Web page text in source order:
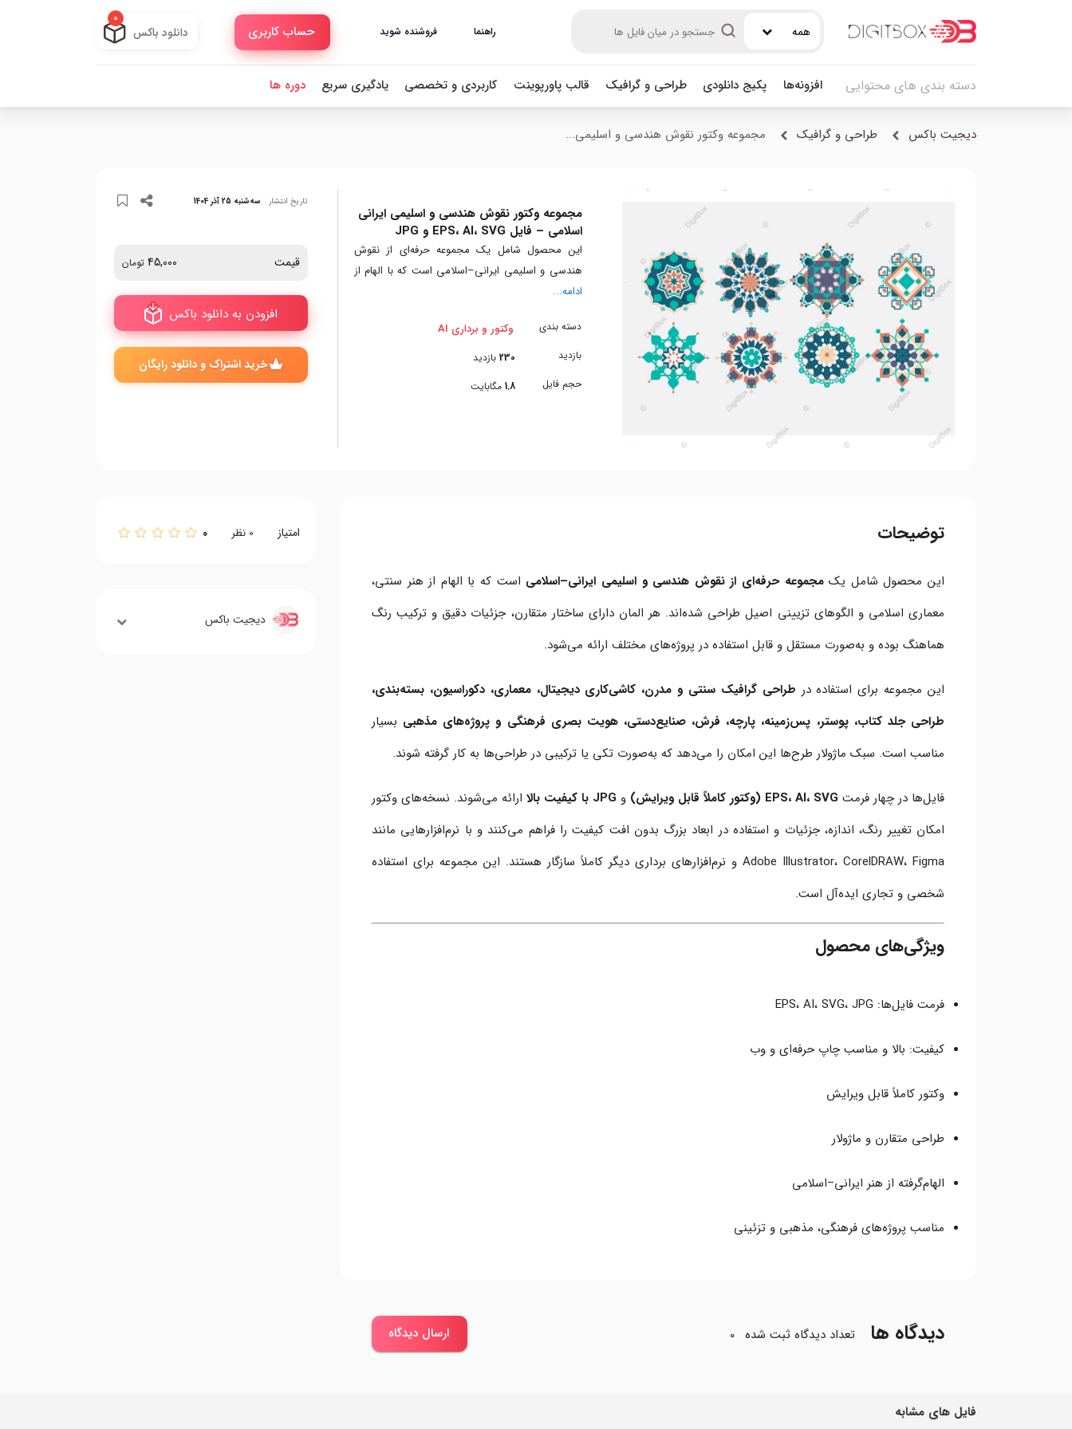
همه راهنما فروشنده شوید حساب کاربری دانلود باکس
0
دسته بندی های محتوایی افزونه‌ها پکیج دانلودی طراحی و گرافیک قالب پاورپوینت کاربردی و تخصصی یادگیری سریع دوره ها
دیجیت باکس طراحی و گرافیک مجموعه وکتور نقوش هندسی و اسلیمی...
مجموعه وکتور نقوش هندسی و اسلیمی ایرانی
اسلامی – فایل EPS، AI، SVG و JPG
این محصول شامل یک مجموعه حرفه‌ای از نقوش
هندسی و اسلیمی ایرانی–اسلامی است که با الهام از
ادامه...
دسته بندی
بازدید
حجم فایل
وکتور و برداری AI
230 بازدید
1.8 مگابایت
تاریخ انتشار سه‌شنبه 25 آذر 1404
قیمت 45,000 تومان
افزودن به دانلود باکس
خرید اشتراک و دانلود رایگان
توضیحات
این محصول شامل یکمجموعه حرفه‌ای از نقوش هندسی و اسلیمی ایرانی–اسلامی است که با الهام از هنر سنتی،
معماری اسلامی و الگوهای تزیینی اصیل طراحی شده‌اند. هر المان دارای ساختار متقارن، جزئیات دقیق و ترکیب رنگ
هماهنگ بوده و به‌صورت مستقل و قابل استفاده در پروژه‌های مختلف ارائه می‌شود.
این مجموعه برای استفاده در طراحی گرافیک سنتی و مدرن، کاشی‌کاری دیجیتال، معماری، دکوراسیون، بسته‌بندی،
طراحی جلد کتاب، پوستر، پس‌زمینه، پارچه، فرش، صنایع‌دستی، هویت بصری فرهنگی و پروژه‌های مذهبی بسیار
مناسب است. سبک ماژولار طرح‌ها این امکان را می‌دهد که به‌صورت تکی یا ترکیبی در طراحی‌ها به کار گرفته شوند.
فایل‌ها در چهار فرمت EPS، AI، SVG (وکتور کاملاً قابل ویرایش) و JPG با کیفیت بالا
ارائه می‌شوند. نسخه‌های وکتور
امکان تغییر رنگ، اندازه، جزئیات و استفاده در ابعاد بزرگ بدون افت کیفیت را فراهم می‌کنند و با نرم‌افزارهایی مانند
Adobe Illustrator، CorelDRAW، Figma و نرم‌افزارهای برداری دیگر کاملاً سازگار هستند. این مجموعه برای استفاده
شخصی و تجاری ایده‌آل است.
ویژگی‌های محصول
فرمت فایل‌ها: EPS، AI، SVG، JPG
کیفیت: بالا و مناسب چاپ حرفه‌ای و وب
وکتور کاملاً قابل ویرایش
طراحی متقارن و ماژولار
الهام‌گرفته از هنر ایرانی–اسلامی
مناسب پروژه‌های فرهنگی، مذهبی و تزئینی
دیدگاه ها تعداد دیدگاه ثبت شده 0 ارسال دیدگاه
امتیاز 0 نظر 0
دیجیت باکس
فایل های مشابه